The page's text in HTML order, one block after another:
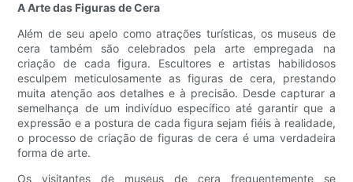
A Arte das Figuras de Cera
Além de seu apelo como atrações turísticas, os museus de
cera também são celebrados pela arte empregada na
criação de cada figura. Escultores e artistas habilidosos
esculpem meticulosamente as figuras de cera, prestando
muita atenção aos detalhes e à precisão. Desde capturar a
semelhança de um indivíduo específico até garantir que a
expressão e a postura de cada figura sejam fiéis à realidade,
o processo de criação de figuras de cera é uma verdadeira
forma de arte.
Os visitantes de museus de cera frequentemente se